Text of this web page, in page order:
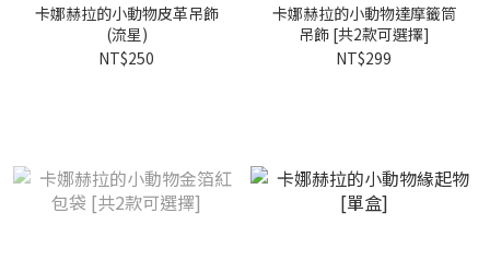
卡娜赫拉的小動物皮革吊飾
(流星)
NT$250
卡娜赫拉的小動物達摩籤筒
吊飾 [共2款可選擇]
NT$299